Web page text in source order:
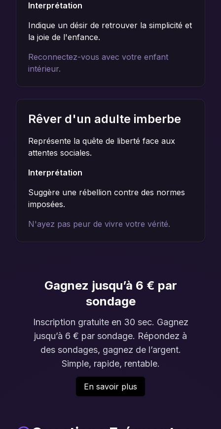
Interprétation
Indique un désir de retrouver la simplicité et
la joie de l'enfance.
Reconnectez-vous avec votre enfant
intérieur.
Rêver d'un adulte imberbe
Représente la quête de liberté face aux
attentes sociales.
Interprétation
Suggère une rébellion contre des normes
imposées.
N'ayez pas peur de vivre votre vérité.
Gagnez jusqu’à 6 € par
sondage
Inscription gratuite en 30 sec. Gagnez
jusqu’à 6 € par sondage. Répondez à
des sondages, gagnez de l’argent.
Simple, rapide, rentable.
En savoir plus